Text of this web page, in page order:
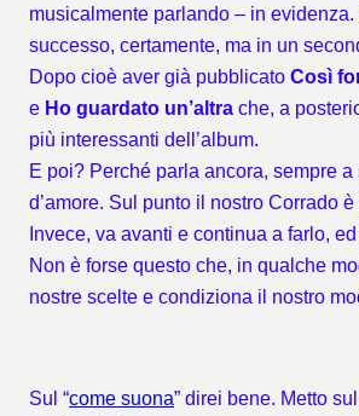
musicalmente parlando – in evidenza.
successo, certamente, ma in un
Dopo cioè aver già pubblicato Così
e Ho guardato un’altra che, a
più interessanti dell’album.
E poi? Perché parla ancora, sempre a
d’amore. Sul punto il nostro Corrado
Invece, va avanti e continua a farlo,
Non è forse questo che, in qualche
nostre scelte e condiziona il nostro
Sul “come suona” direi bene. Metto